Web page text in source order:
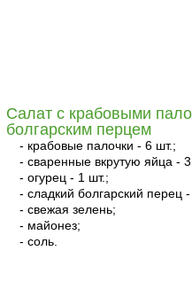
Салат с крабовыми
болгарским перцем
- крабовые палочки - 6 шт.;
- сваренные вкрутую яйца -
- огурец - 1 шт.;
- сладкий болгарский перец
- свежая зелень;
- майонез;
- соль.